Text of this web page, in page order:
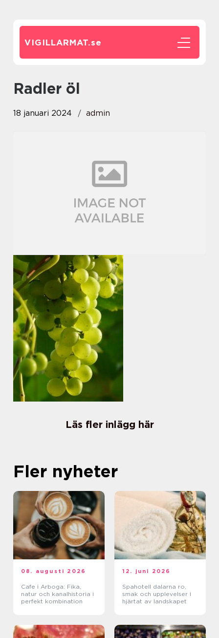
VIGILLARMAT.se
radler öl
18 januari 2024 admin
Läs fler inlägg här
Fler nyheter
08. augusti 2026
Cafe i Arboga: Fika,
natur och kanalhistoria i
perfekt kombination
12. juni 2026
Spahotell dalarna ro,
smak och upplevelser i
hjärtat av landskapet